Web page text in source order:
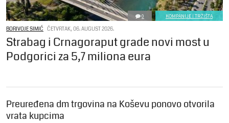
0 KOMPANIJE I TRŽIŠTA
BORIVOJE SIMIĆ ČETVRTAK, 06. AUGUST 2026.
Strabag i Crnagoraput grade novi most u
Podgorici za 5,7 miliona eura
Preuređena dm trgovina na Koševu ponovo otvorila
vrata kupcima